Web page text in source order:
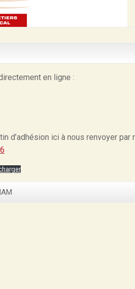
en ligne :
d’adhésion ici à nous renvoyer